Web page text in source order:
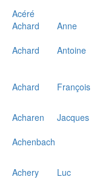
Acéré
Achard
Anne
Achard
Antoine
Achard
François
Acharen
Jacques
Achenbach
Achery
Luc